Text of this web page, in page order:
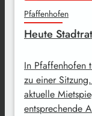
Pfaffenhofen
Heute
In Pfaffenhofen
zu einer
aktuelle
entsprechende